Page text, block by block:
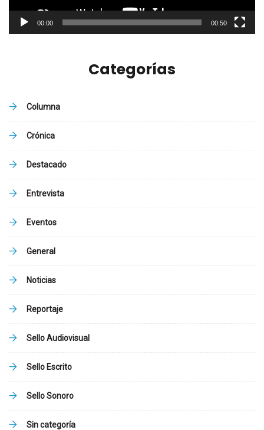
00:00 00:50
Categorías
Columna
Crónica
Destacado
Entrevista
Eventos
General
Noticias
Reportaje
Sello Audiovisual
Sello Escrito
Sello Sonoro
Sin categoría